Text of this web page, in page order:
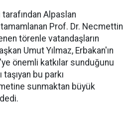
Alpaslan
tamamlanan Prof. Dr. Necmettin
törenle vatandaşların
Umut Yılmaz, Erbakan'ın
önemli katkılar sunduğunu
taşıyan bu parkı
sunmaktan büyük